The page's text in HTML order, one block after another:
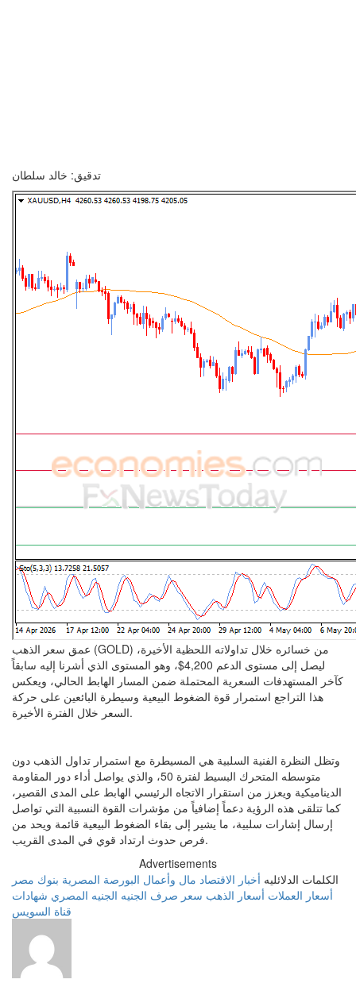
تدقيق: خالد سلطان
عمق سعر الذهب (GOLD) من خسائره خلال تداولاته اللحظية الأخيرة،
ليصل إلى مستوى الدعم 4,200$، وهو المستوى الذي أشرنا إليه سابقاً
كآخر المستهدفات السعرية المحتملة ضمن المسار الهابط الحالي، ويعكس
هذا التراجع استمرار قوة الضغوط البيعية وسيطرة البائعين على حركة
السعر خلال الفترة الأخيرة.
وتظل النظرة الفنية السلبية هي المسيطرة مع استمرار تداول الذهب دون
متوسطه المتحرك البسيط لفترة 50، والذي يواصل أداء دور المقاومة
الديناميكية ويعزز من استقرار الاتجاه الرئيسي الهابط على المدى القصير،
كما تتلقى هذه الرؤية دعماً إضافياً من مؤشرات القوة النسبية التي تواصل
إرسال إشارات سلبية، ما يشير إلى بقاء الضغوط البيعية قائمة ويحد من
فرص حدوث ارتداد قوي في المدى القريب.
Advertisements
الكلمات الدلائليه أخبار الاقتصاد مال وأعمال البورصة المصرية بنوك مصر
أسعار العملات أسعار الذهب سعر صرف الجنيه الجنيه المصري شهادات
قناة السويس